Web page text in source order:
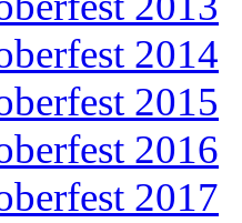
2014
2015
2016
2017